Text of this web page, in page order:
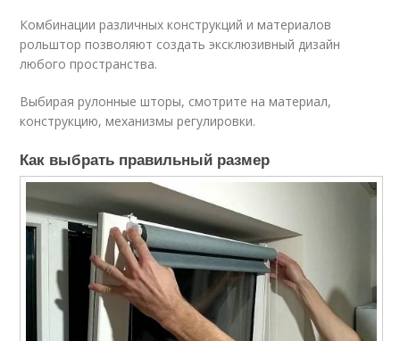
Комбинации различных конструкций и материалов
рольштор позволяют создать эксклюзивный дизайн
любого пространства.
Выбирая рулонные шторы, смотрите на материал,
конструкцию, механизмы регулировки.
Как выбрать правильный размер